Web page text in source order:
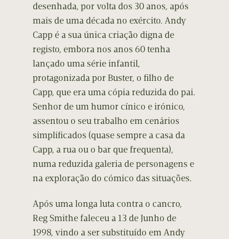
desenhada, por volta dos 30 anos, após
mais de uma década no exército. Andy
Capp é a sua única criação digna de
registo, embora nos anos 60 tenha
lançado uma série infantil,
protagonizada por Buster, o filho de
Capp, que era uma cópia reduzida do pai.
Senhor de um humor cínico e irónico,
assentou o seu trabalho em cenários
simplificados (quase sempre a casa da
Capp, a rua ou o bar que frequenta),
numa reduzida galeria de personagens e
na exploração do cómico das situações.
Após uma longa luta contra o cancro,
Reg Smithe faleceu a 13 de Junho de
1998, vindo a ser substituído em Andy